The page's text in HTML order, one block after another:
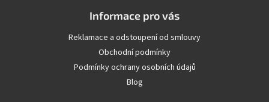
Informace pro vás
Reklamace a odstoupení od smlouvy
Obchodní podmínky
Podmínky ochrany osobních údajů
Blog